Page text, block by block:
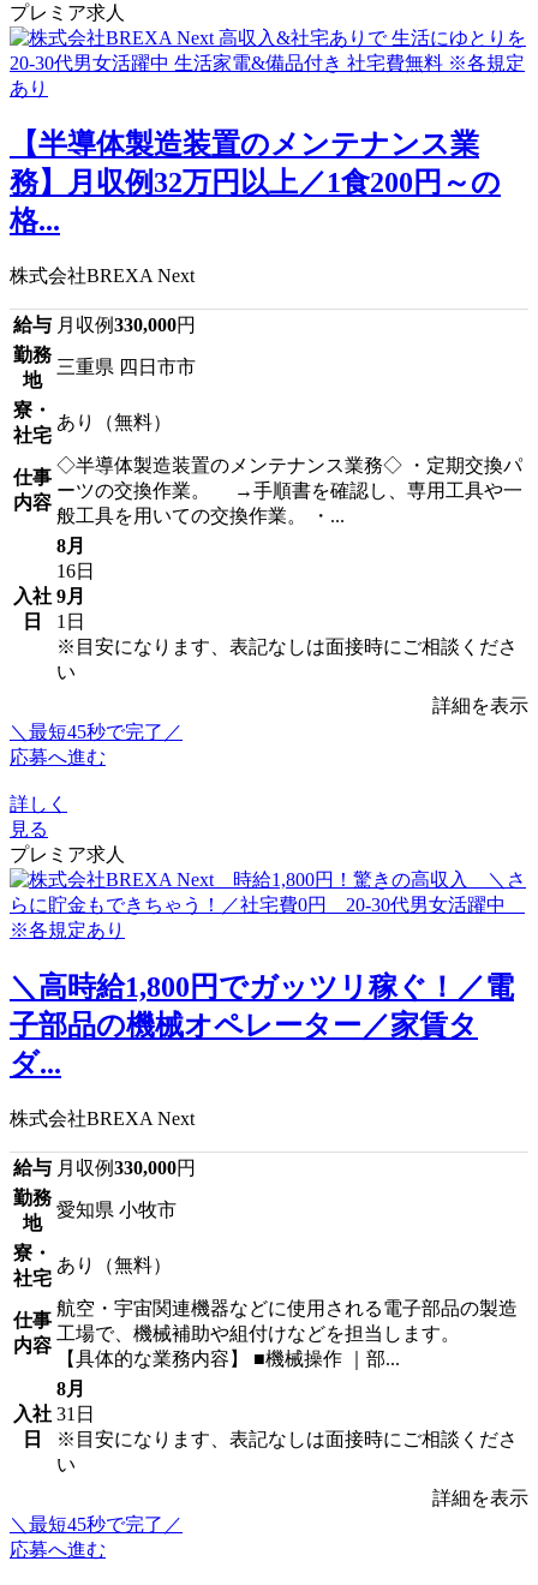
プレミア求人
【半導体製造装置のメンテナンス業
務】月収例32万円以上／1食200円～の
格...
株式会社BREXA Next
給与 月収例330,000円
勤務
地
三重県 四日市市
寮・
社宅
あり（無料）
仕事
内容
◇半導体製造装置のメンテナンス業務◇ ・定期交換パ
ーツの交換作業。 →手順書を確認し、専用工具や一
般工具を用いての交換作業。 ・...
入社
日
8月
16日
9月
1日
※目安になります、表記なしは面接時にご相談くださ
い
詳細を表示
＼最短45秒で完了／
応募へ進む
詳しく
見る
プレミア求人
＼高時給1,800円でガッツリ稼ぐ！／電
子部品の機械オペレーター／家賃タ
ダ...
株式会社BREXA Next
給与 月収例330,000円
勤務
地
愛知県 小牧市
寮・
社宅
あり（無料）
仕事
内容
航空・宇宙関連機器などに使用される電子部品の製造
工場で、機械補助や組付けなどを担当します。
【具体的な業務内容】 ■機械操作 ｜部...
入社
日
8月
31日
※目安になります、表記なしは面接時にご相談くださ
い
詳細を表示
＼最短45秒で完了／
応募へ進む